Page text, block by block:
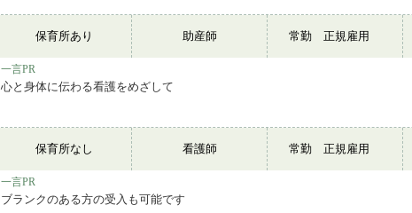
保育所あり 助産師 常勤 正規雇用
一言PR
心と身体に伝わる看護をめざして
保育所なし 看護師 常勤 正規雇用
一言PR
ブランクのある方の受入も可能です